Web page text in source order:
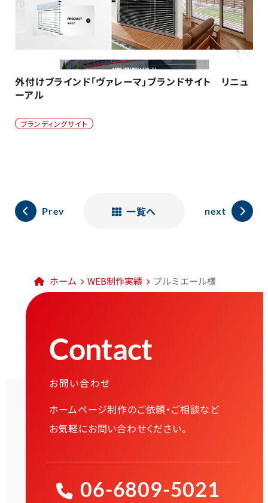
外付けブラインド「ヴァレーマ」ブランドサイト リニュ
ーアル
ブランディングサイト
Prev 一覧へ next
ホーム WEB制作実績 プルミエール様
Contact
お問い合わせ
ホームページ制作のご依頼・ご相談など
お気軽にお問い合わせください。
06-6809-5021